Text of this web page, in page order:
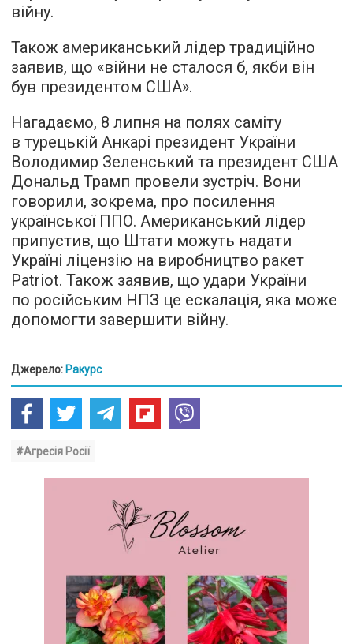
війну.
Також американський лідер традиційно
заявив, що «війни не сталося б, якби він
був президентом США».
Нагадаємо, 8 липня на полях саміту
в турецькій Анкарі президент України
Володимир Зеленський та президент США
Дональд Трамп провели зустріч. Вони
говорили, зокрема, про посилення
української ППО. Американський лідер
припустив, що Штати можуть надати
Україні ліцензію на виробництво ракет
Patriot. Також заявив, що удари України
по російським НПЗ це ескалація, яка може
допомогти завершити війну.
Джерело: Ракурс
#Агресія Росії